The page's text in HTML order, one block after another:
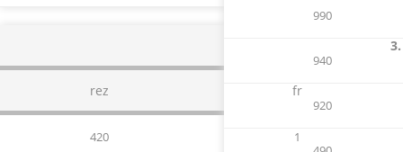
3.
rez fr
420 1
990
940
920